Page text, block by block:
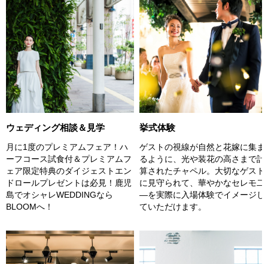
ウェディング相談＆見学
月に1度のプレミアムフェア！ハ
ーフコース試食付＆プレミアムフ
ェア限定特典のダイジェストエン
ドロールプレゼントは必見！鹿児
島でオシャレWEDDINGなら
BLOOMへ！
挙式体験
ゲストの視線が自然と花嫁に集ま
るように、光や装花の高さまで計
算されたチャペル。大切なゲスト
に見守られて、華やかなセレモ二
―を実際に入場体験でイメージし
ていただけます。